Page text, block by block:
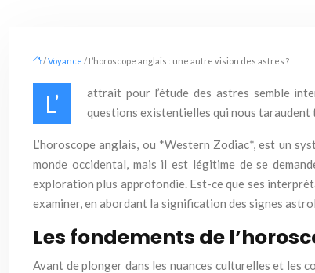
/Voyance / L’horoscope anglais : une autre vision des astres ?
L’
attrait pour l’étude des astres semble
questions existentielles qui nous taraudent
L’horoscope anglais, ou *Western Zodiac*, est un
monde occidental, mais il est légitime de se
exploration plus approfondie. Est-ce que ses
examiner, en abordant la signification des signes
Les fondements de
Avant de plonger dans les nuances culturelles et les